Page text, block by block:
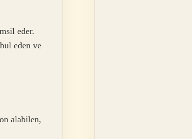
eder.
eden ve
alabilen,